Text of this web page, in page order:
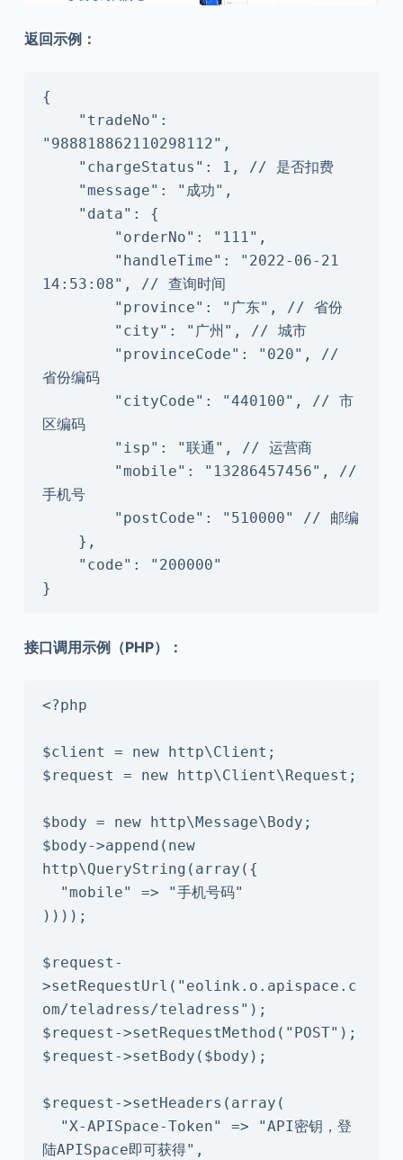
返回示例：
{
"988818862110298112",
14:53:08", // 查询时间
省份编码
区编码
手机号
}
接口调用示例（PHP）：
<?php
$client = new http\Client;
$request = new http\Client\Request;
$body = new http\Message\Body;
$body->append(new
http\QueryString(array({
))));
$request-
>setRequestUrl("eolink.o.apispace.c
om/teladress/teladress");
$request->setRequestMethod("POST");
$request->setBody($body);
$request->setHeaders(array(
陆APISpace即可获得",